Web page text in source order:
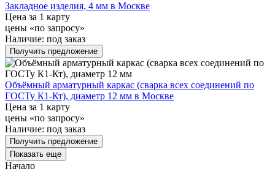
Закладное изделия, 4 мм в Москве
Цена за 1 карту
цены «по запросу»
Наличие: под заказ
Получить предложение
Объёмный арматурный каркас (сварка всех соединений по
ГОСТу К1-Кт), диаметр 12 мм в Москве
Цена за 1 карту
цены «по запросу»
Наличие: под заказ
Получить предложение
Показать еще
Начало